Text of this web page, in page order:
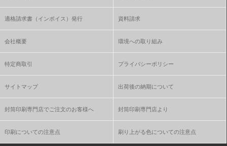
適格請求書（インボイス）発行 資料請求
会社概要 環境への取り組み
特定商取引 プライバシーポリシー
サイトマップ 出荷後の納期について
封筒印刷専門店でご注文のお客様へ 封筒印刷専門店より
印刷についての注意点 刷り上がる色についての注意点